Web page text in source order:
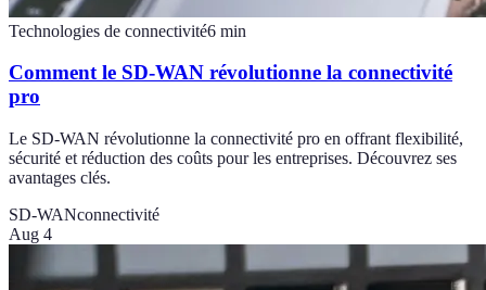
Technologies de connectivité6 min
Comment le SD-WAN révolutionne la connectivité
pro
Le SD-WAN révolutionne la connectivité pro en offrant flexibilité,
sécurité et réduction des coûts pour les entreprises. Découvrez ses
avantages clés.
SD-WANconnectivité
Aug 4